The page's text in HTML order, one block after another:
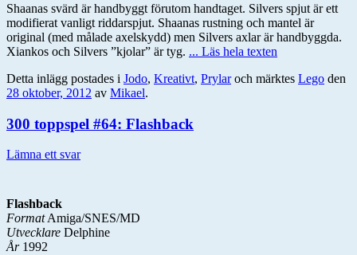
Shaanas svärd är handbyggt förutom handtaget. Silvers spjut är ett
modifierat vanligt riddarspjut. Shaanas rustning och mantel är
original (med målade axelskydd) men Silvers axlar är handbyggda.
Xiankos och Silvers ”kjolar” är tyg. ... Läs hela texten
Detta inlägg postades i Jodo, Kreativt, Prylaroch märktes Lego den
28 oktober, 2012 av Mikael.
300 toppspel #64: Flashback
Lämna ett svar
Flashback
FormatAmiga/SNES/MD
Utvecklare Delphine
År1992